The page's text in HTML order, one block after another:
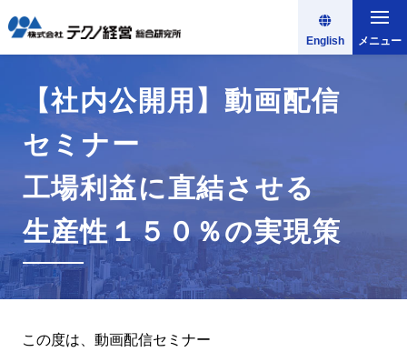
English メニュー
【社内公開用】動画配信
セミナー
工場利益に直結させる
生産性１５０％の実現策
この度は、動画配信セミナー